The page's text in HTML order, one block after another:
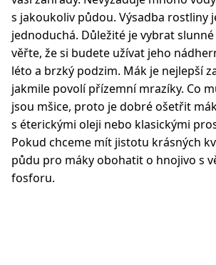
s jakoukoliv půdou. Výsadba rostliny
jednoduchá. Důležité je vybrat
věřte, že si budete užívat jeho
léto a brzký podzim. Mák je nejlepší
jakmile povolí přízemní mrazíky. Co
jsou mšice, proto je dobré ošetřit
s éterickými oleji nebo klasickými
Pokud chceme mít jistotu krásných
půdu pro máky obohatit o hnojivo s
fosforu.